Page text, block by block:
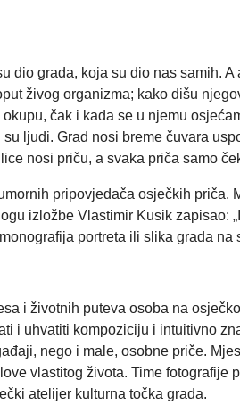
dio grada, koja su dio nas samih.
živog organizma; kako dišu
čak i kada se u njemu
ljudi. Grad nosi breme čuvara
nosi priču, a svaka priča samo
pripovjedača osječkih priča.
izložbe Vlastimir Kusik zapisao:
portreta ili slika grada na
i životnih puteva osoba na
i uhvatiti kompoziciju i intuitivno
nego i male, osobne priče.
vlastitog života. Time fotografije
atelijer kulturna točka grada.